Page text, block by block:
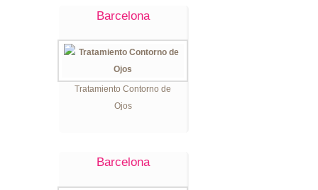
Barcelona
Tratamiento Contorno de
Ojos
Barcelona